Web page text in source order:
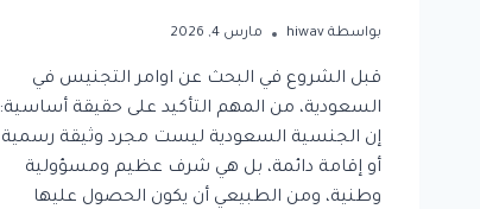
بواسطة hiwav مارس 4, 2026
قبل الشروع في البحث عن اوامر التجنيس في
السعودية، من المهم التأكيد على حقيقة أساسية:
إن الجنسية السعودية ليست مجرد وثيقة رسمية
أو إقامة دائمة، بل هي شرف عظيم ومسؤولية
وطنية، ومن الطبيعي أن يكون الحصول عليها